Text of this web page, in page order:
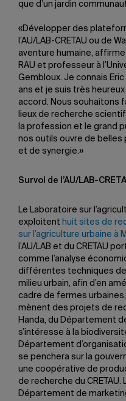
que d’un jardin
«Développer des
l’AU/LAB-CRETAU ou de
aventure humaine,
RAU et professeur à
Gembloux. Je connais
ans et je suis très
accord. Nous souhaitons
lieux de recherche
la profession et le grand
nos outils ouvre de
et de synergie.»
Survol de l’AU/LAB-
Le Laboratoire sur
exploitent huit sites de
sur l’agriculture urbaine à
l’AU/LAB et du CRETAU
comme l’analyse
différentes techniques
milieu urbain, afin d’en
cadre de fermes
mènent des projets de
Handa, du Département
s’intéresse à la
Département
se penchera sur la
une coopérative de
de recherche du
Département de